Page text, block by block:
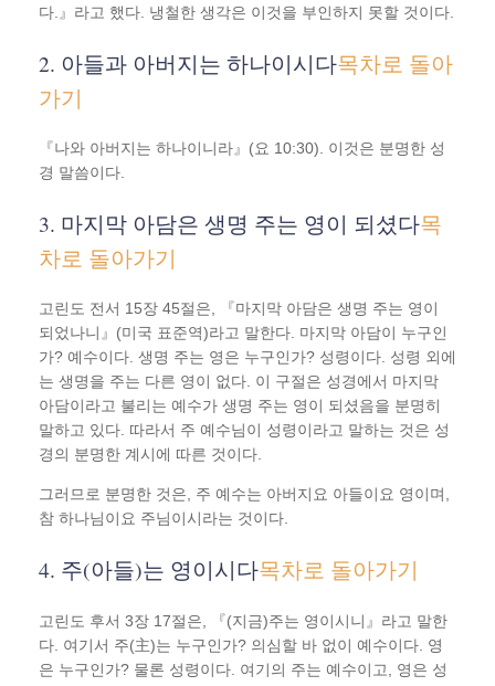
다.』라고 했다. 냉철한 생각은 이것을 부인하지 못할 것이다.
2. 아들과 아버지는 하나이시다목차로 돌아
가기
『나와 아버지는 하나이니라』(요 10:30). 이것은 분명한 성
경 말씀이다.
3. 마지막 아담은 생명 주는 영이 되셨다목
차로 돌아가기
고린도 전서 15장 45절은, 『마지막 아담은 생명 주는 영이
되었나니』(미국 표준역)라고 말한다. 마지막 아담이 누구인
가? 예수이다. 생명 주는 영은 누구인가? 성령이다. 성령 외에
는 생명을 주는 다른 영이 없다. 이 구절은 성경에서 마지막
아담이라고 불리는 예수가 생명 주는 영이 되셨음을 분명히
말하고 있다. 따라서 주 예수님이 성령이라고 말하는 것은 성
경의 분명한 계시에 따른 것이다.
그러므로 분명한 것은, 주 예수는 아버지요 아들이요 영이며,
참 하나님이요 주님이시라는 것이다.
4. 주(아들)는 영이시다목차로 돌아가기
고린도 후서 3장 17절은, 『(지금)주는 영이시니』라고 말한
다. 여기서 주(主)는 누구인가? 의심할 바 없이 예수이다. 영
은 누구인가? 물론 성령이다. 여기의 주는 예수이고, 영은 성